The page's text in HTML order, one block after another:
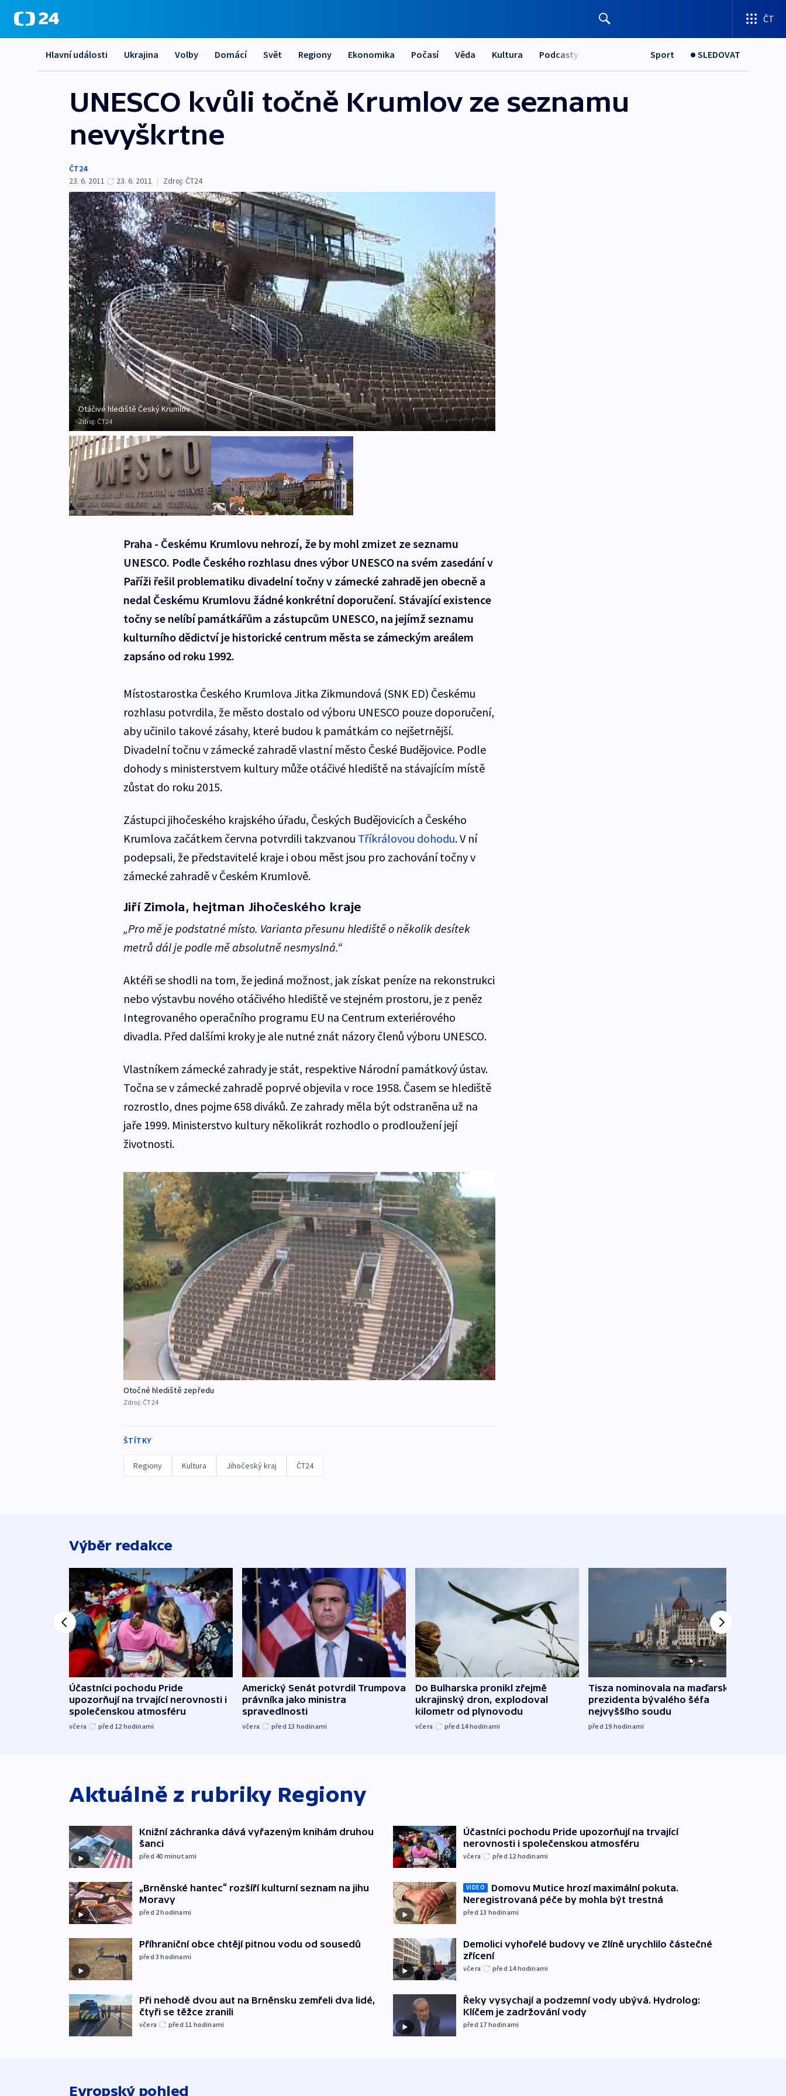
ČT
Hlavní události Ukrajina Volby Domácí Svět Regiony Ekonomika Počasí Věda Kultura Podcasty Sport SLEDOVAT
UNESCO kvůli točně Krumlov ze seznamu
nevyškrtne
ČT24
23. 6. 2011
23. 6. 2011 | Zdroj: ČT24
Otáčivé hlediště Český Krumlov
Zdroj: ČT24
Praha - Českému Krumlovu nehrozí, že by mohl zmizet ze seznamu
UNESCO. Podle Českého rozhlasu dnes výbor UNESCO na svém zasedání v
Paříži řešil problematiku divadelní točny v zámecké zahradě jen obecně a
nedal Českému Krumlovu žádné konkrétní doporučení. Stávající existence
točny se nelíbí památkářům a zástupcům UNESCO, na jejímž seznamu
kulturního dědictví je historické centrum města se zámeckým areálem
zapsáno od roku 1992.
Místostarostka Českého Krumlova Jitka Zikmundová (SNK ED) Českému
rozhlasu potvrdila, že město dostalo od výboru UNESCO pouze doporučení,
aby učinilo takové zásahy, které budou k památkám co nejšetrnější.
Divadelní točnu v zámecké zahradě vlastní město České Budějovice. Podle
dohody s ministerstvem kultury může otáčivé hlediště na stávajícím místě
zůstat do roku 2015.
Zástupci jihočeského krajského úřadu, Českých Budějovicích a Českého
Krumlova začátkem června potvrdili takzvanou Tříkrálovou dohodu. V ní
podepsali, že představitelé kraje i obou měst jsou pro zachování točny v
zámecké zahradě v Českém Krumlově.
Jiří Zimola, hejtman Jihočeského kraje
„Pro mě je podstatné místo. Varianta přesunu hlediště o několik desítek
metrů dál je podle mě absolutně nesmyslná.“
Aktéři se shodli na tom, že jediná možnost, jak získat peníze na rekonstrukci
nebo výstavbu nového otáčivého hlediště ve stejném prostoru, je z peněz
Integrovaného operačního programu EU na Centrum exteriérového
divadla. Před dalšími kroky je ale nutné znát názory členů výboru UNESCO.
Vlastníkem zámecké zahrady je stát, respektive Národní památkový ústav.
Točna se v zámecké zahradě poprvé objevila v roce 1958. Časem se hlediště
rozrostlo, dnes pojme 658 diváků. Ze zahrady měla být odstraněna už na
jaře 1999. Ministerstvo kultury několikrát rozhodlo o prodloužení její
životnosti.
Otočné hlediště zepředu
Zdroj: ČT24
ŠTÍTKY
Regiony Kultura Jihočeský kraj ČT24
Výběr redakce
Účastníci pochodu Pride
upozorňují na trvající nerovnosti i
společenskou atmosféru
včera před 12 hodinami
Americký Senát potvrdil Trumpova
právníka jako ministra
spravedlnosti
včera před 13 hodinami
Do Bulharska pronikl zřejmě
ukrajinský dron, explodoval
kilometr od plynovodu
včera před 14hodinami
Tisza nominovala na maďarského
prezidenta bývalého šéfa
nejvyššího soudu
před 19 hodinami
Aktuálně z rubriky Regiony
Knižní záchranka dává vyřazeným knihám druhou
šanci
před 40 minutami
„Brněnské hantec“ rozšíří kulturní seznam na jihu
Moravy
před 2hodinami
Příhraniční obce chtějí pitnou vodu od sousedů
před 3hodinami
Při nehodě dvou aut na Brněnsku zemřeli dva lidé,
čtyři se těžce zranili
včera před 11 hodinami
Účastníci pochodu Pride upozorňují na trvající
nerovnosti i společenskou atmosféru
včera před 12 hodinami
VIDEO
Domovu Mutice hrozí maximální pokuta.
Neregistrovaná péče by mohla být trestná
před 13 hodinami
Demolici vyhořelé budovy ve Zlíně urychlilo částečné
zřícení
včera před 14hodinami
Řeky vysychají a podzemní vody ubývá. Hydrolog:
Klíčem je zadržování vody
před 17 hodinami
Evropský pohled